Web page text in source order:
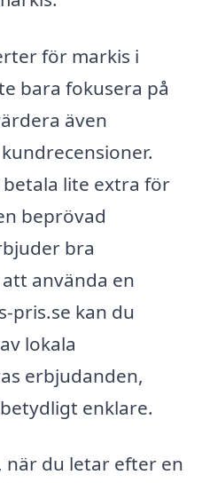
för markis i
bara fokusera på
även
lite extra för
beprövad
bra
använda en
pris.se kan du
lokala
erbjudanden,
enklare.
när du letar efter en